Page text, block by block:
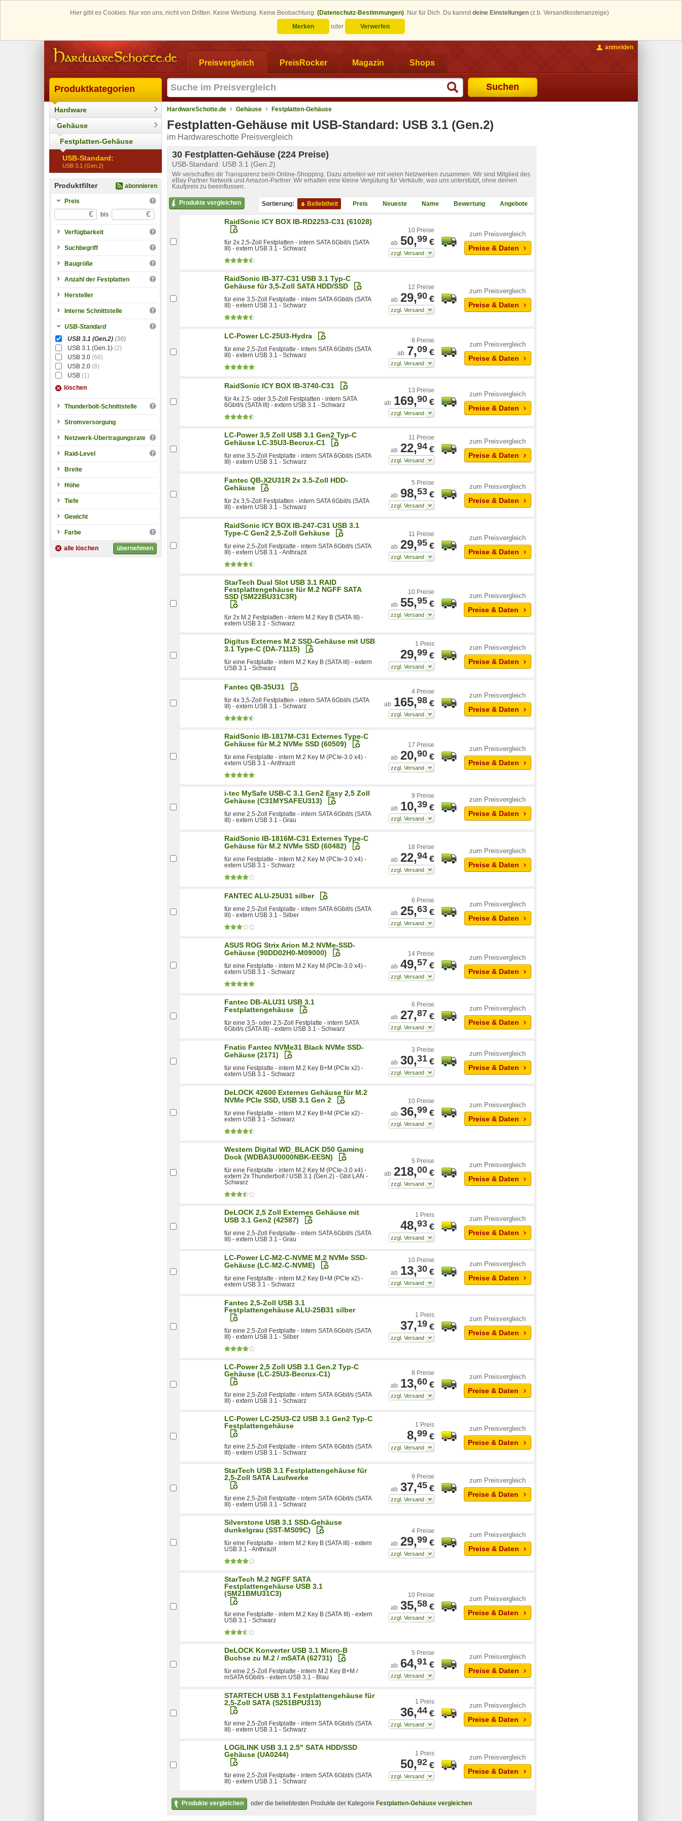
Hier gibt es Cookies. Nur von uns, nicht von Dritten. Keine Werbung. Keine Beobachtung. (Datenschutz-Bestimmungen). Nur für Dich. Du kannstdeine Einstellungen (z.b. Versandkostenanzeige)
Merken
oder Verwerfen
Preisvergleich PreisRocker Magazin Shops
Suchen
anmelden
Produktkategorien
Hardware
Gehäuse
Festplatten-Gehäuse
USB-Standard:
USB 3.1 (Gen.2)
abonnieren
Produktfilter
Preis
€ bis €
Verfügbarkeit
Suchbegriff
Baugröße
Anzahl der Festplatten
Hersteller
Interne Schnittstelle
USB-Standard
USB 3.1 (Gen.2) (30)
USB 3.1 (Gen.1) (2)
USB 3.0 (68)
USB 2.0 (8)
USB (1)
löschen
Thunderbolt-Schnittstelle
Stromversorgung
Netzwerk-Übertragungsrate
Raid-Level
Breite
Höhe
Tiefe
Gewicht
Farbe
alle löschen übernehmen
HardwareSchotte.de Gehäuse Festplatten-Gehäuse
Festplatten-Gehäuse mit USB-Standard: USB 3.1 (Gen.2)
im Hardwareschotte Preisvergleich
30 Festplatten-Gehäuse (224 Preise)
USB-Standard: USB 3.1 (Gen.2)
Wir verschaffen dir Transparenz beim Online-Shopping. Dazu arbeiten wir mit vielen Netzwerken zusammen. Wir sind Mitglied des
eBay Partner Network und Amazon-Partner. Wir erhalten eine kleine Vergütung für Verkäufe, was uns unterstützt, ohne deinen
Kaufpreis zu beeinflussen.
Produkte vergleichen Sortierung: Beliebtheit Preis Neueste Name Bewertung Angebote
Produkte vergleichen oder die beliebtesten Produkte der Kategorie Festplatten-Gehäuse vergleichen
RaidSonic ICY BOX IB-RD2253-C31 (61028)
für 2x 2,5-Zoll Festplatten - intern SATA 6Gbit/s (SATA
III) - extern USB 3.1 - Schwarz
10 Preise
ab 50,99 €
zum Preisvergleich
Preise & Daten
RaidSonic IB-377-C31 USB 3.1 Typ-C
Gehäuse für 3,5-Zoll SATA HDD/SSD
für eine 3,5-Zoll Festplatte - intern SATA 6Gbit/s (SATA
III) - extern USB 3.1 - Schwarz
12 Preise
ab 29,90 €
zum Preisvergleich
Preise & Daten
LC-Power LC-25U3-Hydra
für eine 2,5-Zoll Festplatte - intern SATA 6Gbit/s (SATA
III) - extern USB 3.1 - Schwarz
8 Preise
ab 7,09 €
zum Preisvergleich
Preise & Daten
RaidSonic ICY BOX IB-3740-C31
für 4x 2,5- oder 3,5-Zoll Festplatten - intern SATA
6Gbit/s (SATA III) - extern USB 3.1 - Schwarz
13 Preise
ab 169,90 €
zum Preisvergleich
Preise & Daten
LC-Power 3,5 Zoll USB 3.1 Gen2 Typ-C
Gehäuse LC-35U3-Becrux-C1
für eine 3,5-Zoll Festplatte - intern SATA 6Gbit/s (SATA
III) - extern USB 3.1 - Schwarz
11 Preise
ab 22,94 €
zum Preisvergleich
Preise & Daten
Fantec QB-X2U31R 2x 3.5-Zoll HDD-
Gehäuse
für 2x 3,5-Zoll Festplatten - intern SATA 6Gbit/s (SATA
III) - extern USB 3.1 - Schwarz
5 Preise
ab 98,53 €
zum Preisvergleich
Preise & Daten
RaidSonic ICY BOX IB-247-C31 USB 3.1
Type-C Gen2 2,5-Zoll Gehäuse
für eine 2,5-Zoll Festplatte - intern SATA 6Gbit/s (SATA
III) - extern USB 3.1 - Anthrazit
11 Preise
ab 29,95 €
zum Preisvergleich
Preise & Daten
StarTech Dual Slot USB 3.1 RAID
Festplattengehäuse für M.2 NGFF SATA
SSD (SM22BU31C3R)
für 2x M.2 Festplatten - intern M.2 Key B (SATA III) -
extern USB 3.1 - Schwarz
10 Preise
ab 55,95 €
zum Preisvergleich
Preise & Daten
Digitus Externes M.2 SSD-Gehäuse mit USB
3.1 Type-C (DA-71115)
für eine Festplatte - intern M.2 Key B (SATA III) - extern
USB 3.1 - Schwarz
1 Preis
29,99 €
zum Preisvergleich
Preise & Daten
Fantec QB-35U31
für 4x 3,5-Zoll Festplatten - intern SATA 6Gbit/s (SATA
III) - extern USB 3.1 - Schwarz
4 Preise
ab 165,98 €
zum Preisvergleich
Preise & Daten
RaidSonic IB-1817M-C31 Externes Type-C
Gehäuse für M.2 NVMe SSD (60509)
für eine Festplatte - intern M.2 Key M (PCIe-3.0 x4) -
extern USB 3.1 - Anthrazit
17 Preise
ab 20,90 €
zum Preisvergleich
Preise & Daten
i-tec MySafe USB-C 3.1 Gen2 Easy 2,5 Zoll
Gehäuse (C31MYSAFEU313)
für eine 2,5-Zoll Festplatte - intern SATA 6Gbit/s (SATA
III) - extern USB 3.1 - Grau
9 Preise
ab 10,39 €
zum Preisvergleich
Preise & Daten
RaidSonic IB-1816M-C31 Externes Type-C
Gehäuse für M.2 NVMe SSD (60482)
für eine Festplatte - intern M.2 Key M (PCIe-3.0 x4) -
extern USB 3.1 - Schwarz
18 Preise
ab 22,94 €
zum Preisvergleich
Preise & Daten
FANTEC ALU-25U31 silber
für eine 2,5-Zoll Festplatte - intern SATA 6Gbit/s (SATA
III) - extern USB 3.1 - Silber
6 Preise
ab 25,63 €
zum Preisvergleich
Preise & Daten
ASUS ROG Strix Arion M.2 NVMe-SSD-
Gehäuse (90DD02H0-M09000)
für eine Festplatte - intern M.2 Key M (PCIe-3.0 x4) -
extern USB 3.1 - Schwarz
14 Preise
ab 49,57 €
zum Preisvergleich
Preise & Daten
Fantec DB-ALU31 USB 3.1
Festplattengehäuse
für eine 3,5- oder 2,5-Zoll Festplatte - intern SATA
6Gbit/s (SATA III) - extern USB 3.1 - Schwarz
6 Preise
ab 27,87 €
zum Preisvergleich
Preise & Daten
Fnatic Fantec NVMe31 Black NVMe SSD-
Gehäuse (2171)
für eine Festplatte - intern M.2 Key B+M (PCIe x2) -
extern USB 3.1 - Schwarz
3 Preise
ab 30,31 €
zum Preisvergleich
Preise & Daten
DeLOCK 42600 Externes Gehäuse für M.2
NVMe PCIe SSD, USB 3.1 Gen 2
für eine Festplatte - intern M.2 Key B+M (PCIe x2) -
extern USB 3.1 - Schwarz
10 Preise
ab 36,99 €
zum Preisvergleich
Preise & Daten
Western Digital WD_BLACK D50 Gaming
Dock (WDBA3U0000NBK-EESN)
für eine Festplatte - intern M.2 Key M (PCIe-3.0 x4) -
extern 2x Thunderbolt / USB 3.1 (Gen.2) - Gbit LAN -
Schwarz
5 Preise
ab 218,00 €
zum Preisvergleich
Preise & Daten
DeLOCK 2,5 Zoll Externes Gehäuse mit
USB 3.1 Gen2 (42587)
für eine 2,5-Zoll Festplatte - intern SATA 6Gbit/s (SATA
III) - extern USB 3.1 - Grau
1 Preis
48,93 €
zum Preisvergleich
Preise & Daten
LC-Power LC-M2-C-NVME M.2 NVMe SSD-
Gehäuse (LC-M2-C-NVME)
für eine Festplatte - intern M.2 Key B+M (PCIe x2) -
extern USB 3.1 - Schwarz
10 Preise
ab 13,30 €
zum Preisvergleich
Preise & Daten
Fantec 2,5-Zoll USB 3.1
Festplattengehäuse ALU-25B31 silber
für eine 2,5-Zoll Festplatte - intern SATA 6Gbit/s (SATA
III) - extern USB 3.1 - Silber
1 Preis
37,19 €
zum Preisvergleich
Preise & Daten
LC-Power 2,5 Zoll USB 3.1 Gen.2 Typ-C
Gehäuse (LC-25U3-Becrux-C1)
für eine 2,5-Zoll Festplatte - intern SATA 6Gbit/s (SATA
III) - extern USB 3.1 - Schwarz
8 Preise
ab 13,60 €
zum Preisvergleich
Preise & Daten
LC-Power LC-25U3-C2 USB 3.1 Gen2 Typ-C
Festplattengehäuse
für eine 2,5-Zoll Festplatte - intern SATA 6Gbit/s (SATA
III) - extern USB 3.1 - Schwarz
1 Preis
8,99 €
zum Preisvergleich
Preise & Daten
StarTech USB 3.1 Festplattengehäuse für
2,5-Zoll SATA Laufwerke
für eine 2,5-Zoll Festplatte - intern SATA 6Gbit/s (SATA
III) - extern USB 3.1 - Schwarz
9 Preise
ab 37,45 €
zum Preisvergleich
Preise & Daten
Silverstone USB 3.1 SSD-Gehäuse
dunkelgrau (SST-MS09C)
für eine Festplatte - intern M.2 Key B (SATA III) - extern
USB 3.1 - Anthrazit
4 Preise
ab 29,99 €
zum Preisvergleich
Preise & Daten
StarTech M.2 NGFF SATA
Festplattengehäuse USB 3.1
(SM21BMU31C3)
für eine Festplatte - intern M.2 Key B (SATA III) - extern
USB 3.1 - Schwarz
10 Preise
ab 35,58 €
zum Preisvergleich
Preise & Daten
DeLOCK Konverter USB 3.1 Micro-B
Buchse zu M.2 / mSATA (62731)
für eine 2,5-Zoll Festplatte - intern M.2 Key B+M /
mSATA 6Gbit/s - extern USB 3.1 - Blau
5 Preise
ab 64,91 €
zum Preisvergleich
Preise & Daten
STARTECH USB 3.1 Festplattengehäuse für
2,5-Zoll SATA (S251BPU313)
für eine 2,5-Zoll Festplatte - intern SATA 6Gbit/s (SATA
III) - extern USB 3.1 - Schwarz
1 Preis
36,44 €
zum Preisvergleich
Preise & Daten
LOGILINK USB 3.1 2.5" SATA HDD/SSD
Gehäuse (UA0244)
für eine 2,5-Zoll Festplatte - intern SATA 6Gbit/s (SATA
III) - extern USB 3.1 - Schwarz
1 Preis
50,92 €
zum Preisvergleich
Preise & Daten